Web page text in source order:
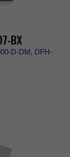
BX
D-DM,DFH-